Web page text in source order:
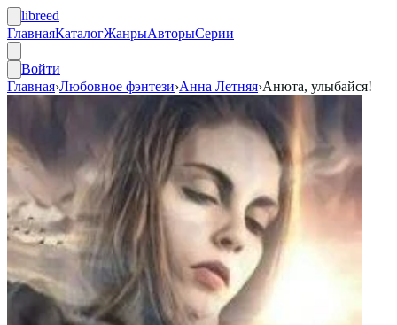
libreed
ГлавнаяКаталогЖанрыАвторыСерии
Войти
Главная›Любовное фэнтези›Анна Летняя›Анюта, улыбайся!